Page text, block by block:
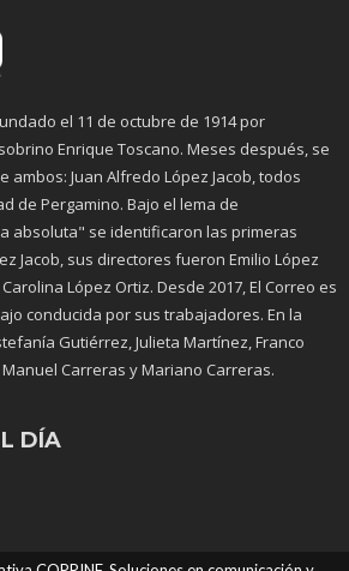
el 11 de octubre de 1914 por
Enrique Toscano. Meses después, se
ambos: Juan Alfredo López Jacob, todos
de Pergamino. Bajo el lema de
absoluta" se identificaron las primeras
Jacob, sus directores fueron Emilio López
López Ortiz. Desde 2017, El Correo es
conducida por sus trabajadores. En la
Gutiérrez, Julieta Martínez, Franco
Manuel Carreras y Mariano Carreras.
DÍA